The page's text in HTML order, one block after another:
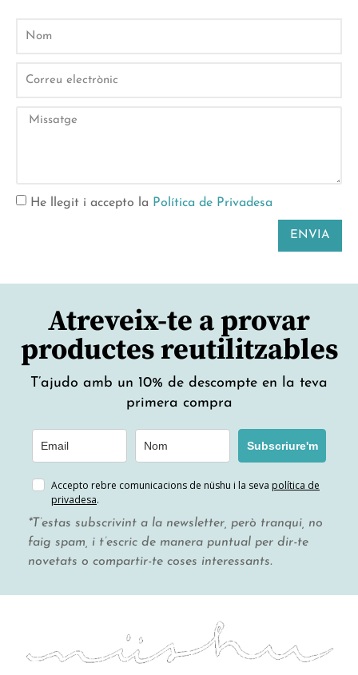
He llegit i accepto la Política de Privadesa
ENVIA
Atreveix-te a provar
productes reutilitzables
T’ajudo amb un 10% de descompte en la teva
primera compra
Subscriure'm
Accepto rebre comunicacions de nüshu i la seva política de
privadesa.
*T’estas subscrivint a la newsletter, però tranqui, no
faig spam, i t’escric de manera puntual per dir-te
novetats o compartir-te coses interessants.